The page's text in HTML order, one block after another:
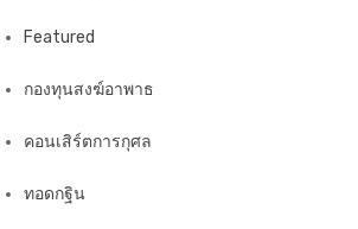
Featured
กองทุนสงฆ์อาพาธ
คอนเสิร์ตการกุศล
ทอดกฐิน